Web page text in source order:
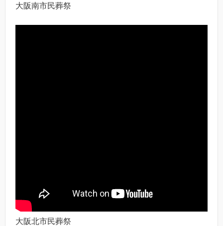
大阪南市民葬祭
大阪北市民葬祭